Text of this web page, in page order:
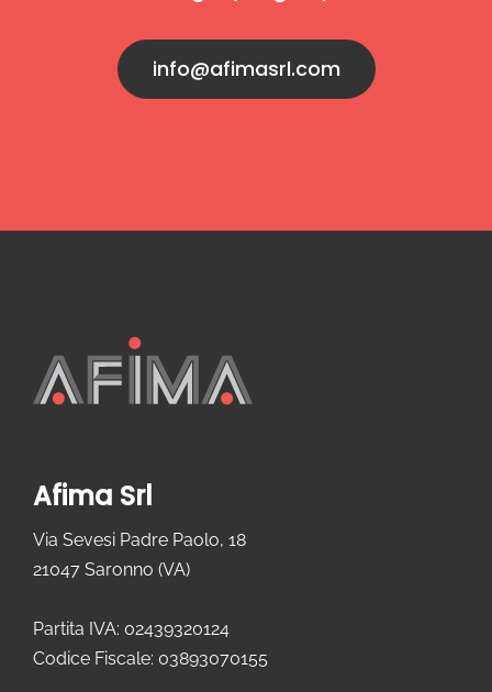
info@afimasrl.com
Afima Srl
Via Sevesi Padre Paolo, 18
21047 Saronno (VA)
Partita IVA: 02439320124
Codice Fiscale: 03893070155